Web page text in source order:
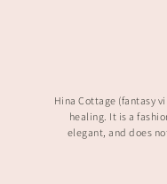
Hina Cottage (fantasy
healing. It is a
elegant, and does